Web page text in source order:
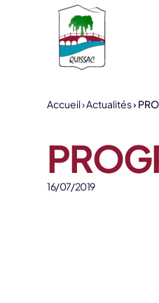
Aller au contenu
Accueil Actualités
16/07/2019